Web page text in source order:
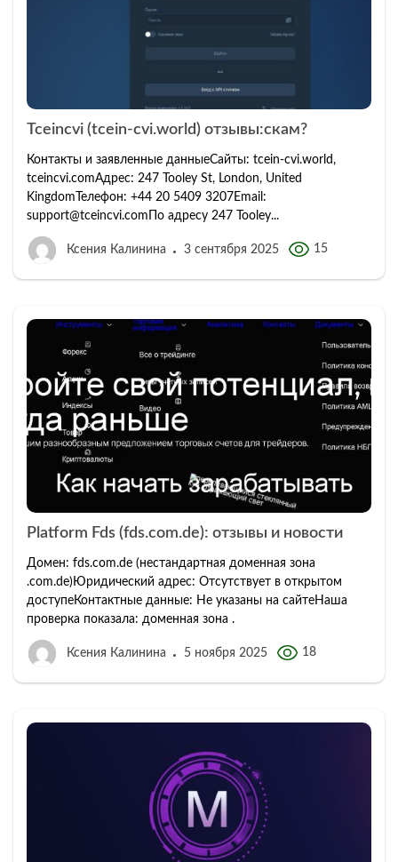
Tceincvi (tcein‑cvi.world) отзывы:скам?
Контакты и заявленные данныеСайты: tcein‑cvi.world,
tceincvi.comАдрес: 247 Tooley St, London, United
KingdomТелефон: +44 20 5409 3207Email:
support@tceincvi.comПо адресу 247 Tooley...
Ксения Калинина 3 сентября 2025 15
Platform Fds (fds.com.de): отзывы и новости
Домен: fds.com.de (нестандартная доменная зона
.com.de)Юридический адрес: Отсутствует в открытом
доступеКонтактные данные: Не указаны на сайтеНаша
проверка показала: доменная зона .
Ксения Калинина 5 ноября 2025 18